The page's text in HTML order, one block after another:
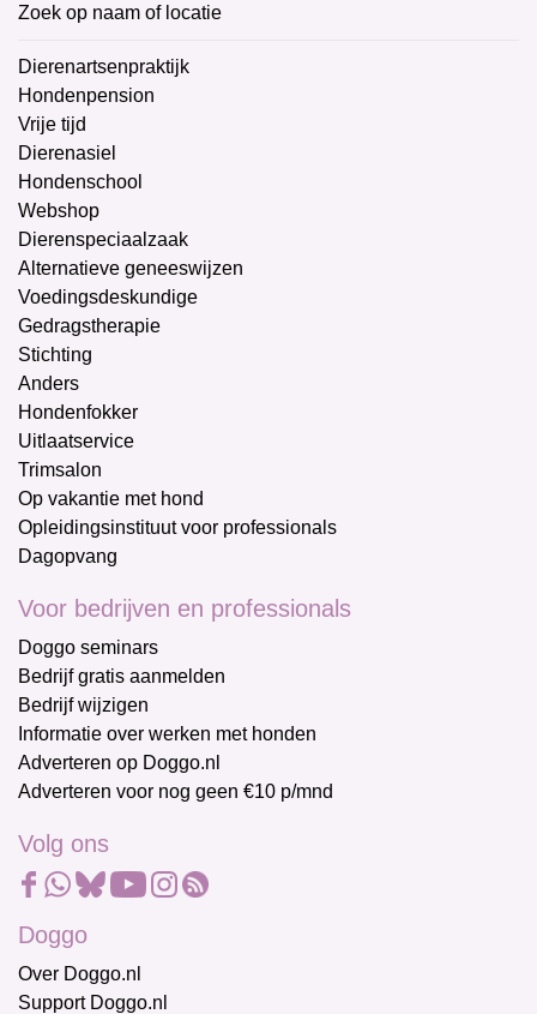
Zoek op naam of locatie
Dierenartsenpraktijk
Hondenpension
Vrije tijd
Dierenasiel
Hondenschool
Webshop
Dierenspeciaalzaak
Alternatieve geneeswijzen
Voedingsdeskundige
Gedragstherapie
Stichting
Anders
Hondenfokker
Uitlaatservice
Trimsalon
Op vakantie met hond
Opleidingsinstituut voor professionals
Dagopvang
Voor bedrijven en professionals
Doggo seminars
Bedrijf gratis aanmelden
Bedrijf wijzigen
Informatie over werken met honden
Adverteren op Doggo.nl
Adverteren voor nog geen €10 p/mnd
Volg ons
Doggo
Over Doggo.nl
Support Doggo.nl